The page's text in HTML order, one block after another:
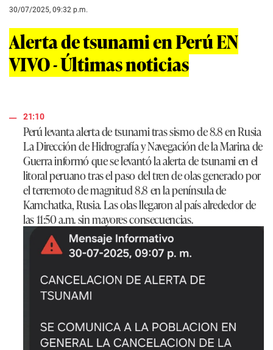
30/07/2025, 09:32 p.m.
Alerta de tsunami en Perú EN
VIVO - Últimas noticias
21:10
Perú levanta alerta de tsunami tras sismo de 8.8 en Rusia
La Dirección de Hidrografía y Navegación de la Marina de
Guerra informó que se levantó la alerta de tsunami en el
litoral peruano tras el paso del tren de olas generado por
el terremoto de magnitud 8.8 en la península de
Kamchatka, Rusia. Las olas llegaron al país alrededor de
las 11:50 a.m. sin mayores consecuencias.